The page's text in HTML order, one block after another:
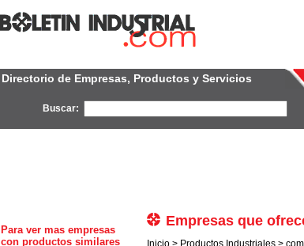
Directorio de Empresas, Productos y Servicios
Buscar:
Para ver mas empresas
con productos similares
Empresas que
Inicio > Productos Industriales >